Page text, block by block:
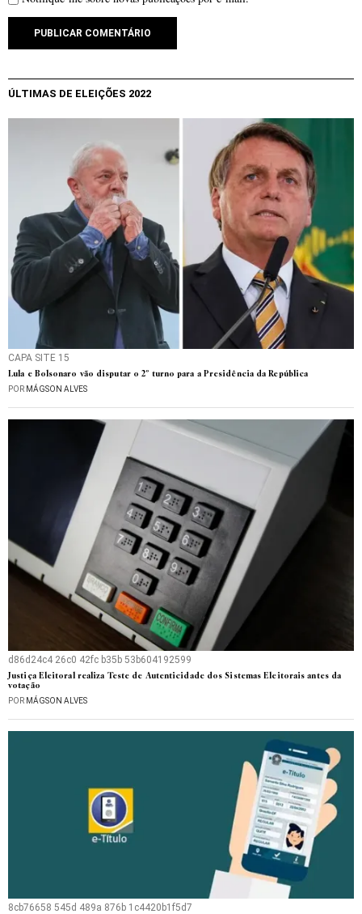
ÚLTIMAS DE ELEIÇÕES 2022
CAPA SITE 15
Lula e Bolsonaro vão disputar o 2º turno para a Presidência da República
POR MÁGSON ALVES
d86d24c4 26c0 42fc b35b 53b604192599
Justiça Eleitoral realiza Teste de Autenticidade dos Sistemas Eleitorais antes da
votação
POR MÁGSON ALVES
8cb76658 545d 489a 876b 1c4420b1f5d7